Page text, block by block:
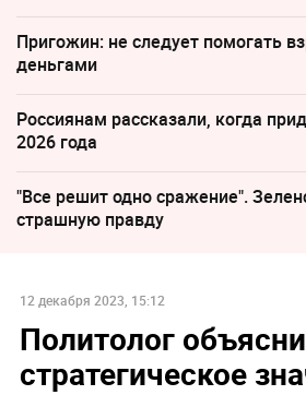
Пригожин: не следует помогать
деньгами
Россиянам рассказали, когда
2026 года
"Все решит одно сражение".
страшную правду
12 декабря 2023, 15:12
Политолог
стратегическое